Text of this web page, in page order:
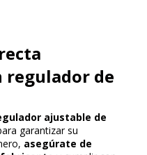
regulador de
ajustable de
garantizar su
asegúrate de